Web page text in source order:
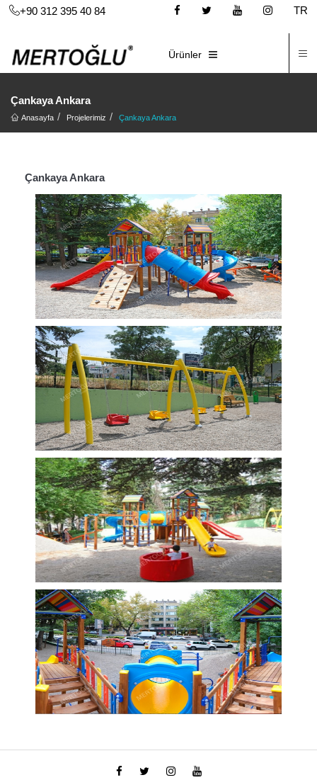
+90 312 395 40 84
TR
Ürünler
Çankaya Ankara
Anasayfa Projelerimiz Çankaya Ankara
Çankaya Ankara